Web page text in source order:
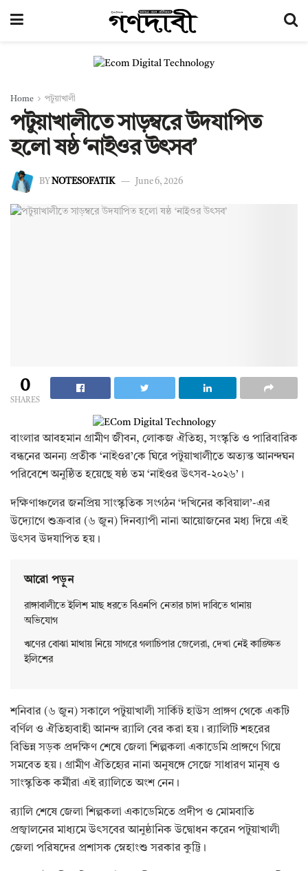
Home পটুয়াখালী
‎পটুয়াখালীতে সাড়ম্বরে উদযাপিত
হলো ষষ্ঠ ‘নাইওর উৎসব’
BY NOTESOFATIK June 6, 2026
0
SHARES
বাংলার আবহমান গ্রামীণ জীবন, লোকজ ঐতিহ্য, সংস্কৃতি ও পারিবারিক
বন্ধনের অনন্য প্রতীক ‘নাইওর’কে ঘিরে পটুয়াখালীতে অত্যন্ত আনন্দঘন
পরিবেশে অনুষ্ঠিত হয়েছে ষষ্ঠ তম ‘নাইওর উৎসব-২০২৬’।
‎​দক্ষিণাঞ্চলের জনপ্রিয় সাংস্কৃতিক সংগঠন ‘দখিনের কবিয়াল’-এর
উদ্যোগে শুক্রবার (৬ জুন) দিনব্যাপী নানা আয়োজনের মধ্য দিয়ে এই
উৎসব উদযাপিত হয়।
আরো পড়ুন
রাঙ্গাবালীতে ইলিশ মাছ ধরতে বিএনপি নেতার চাদা দাবিতে থানায়
অভিযোগ
ঋণের বোঝা মাথায় নিয়ে সাগরে গলাচিপার জেলেরা, দেখা নেই কাঙ্ক্ষিত
ইলিশের
‎শনিবার (৬ জুন) সকালে পটুয়াখালী সার্কিট হাউস প্রাঙ্গণ থেকে একটি
বর্ণিল ও ঐতিহ্যবাহী আনন্দ র‌্যালি বের করা হয়। র‌্যালিটি শহরের
বিভিন্ন সড়ক প্রদক্ষিণ শেষে জেলা শিল্পকলা একাডেমি প্রাঙ্গণে গিয়ে
সমবেত হয়। গ্রামীণ ঐতিহ্যের নানা অনুষঙ্গে সেজে সাধারণ মানুষ ও
সাংস্কৃতিক কর্মীরা এই র‌্যালিতে অংশ নেন।
‎র‌্যালি শেষে জেলা শিল্পকলা একাডেমিতে প্রদীপ ও মোমবাতি
প্রজ্বালনের মাধ্যমে উৎসবের আনুষ্ঠানিক উদ্বোধন করেন পটুয়াখালী
জেলা পরিষদের প্রশাসক স্নেহাংশু সরকার কুট্টি।